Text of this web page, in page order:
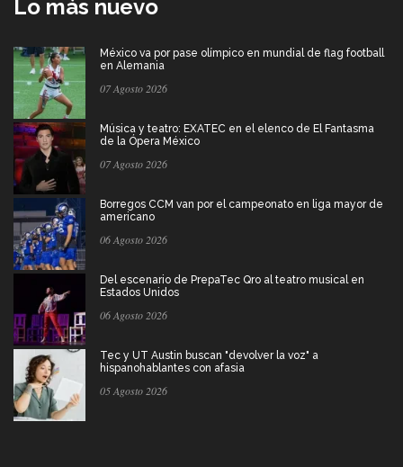
Lo más nuevo
México va por pase olímpico en mundial de flag football
en Alemania
07 Agosto 2026
Música y teatro: EXATEC en el elenco de El Fantasma
de la Ópera México
07 Agosto 2026
Borregos CCM van por el campeonato en liga mayor de
americano
06 Agosto 2026
Del escenario de PrepaTec Qro al teatro musical en
Estados Unidos
06 Agosto 2026
Tec y UT Austin buscan "devolver la voz" a
hispanohablantes con afasia
05 Agosto 2026